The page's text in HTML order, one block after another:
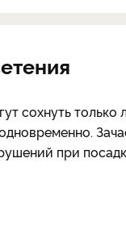
сохнуть только
при